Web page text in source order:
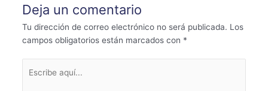
Deja un comentario
Tu dirección de correo electrónico no será publicada. Los
campos obligatorios están marcados con *
aquí...